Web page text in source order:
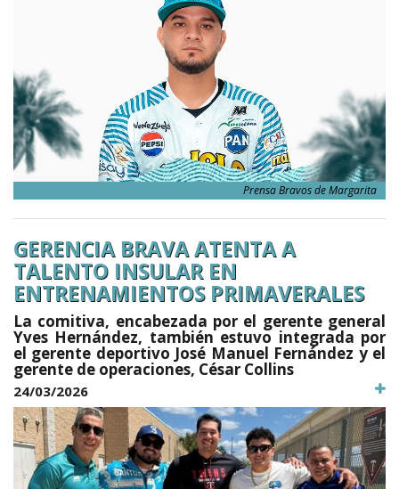
Prensa Bravos de Margarita
GERENCIA BRAVA ATENTA A
TALENTO INSULAR EN
ENTRENAMIENTOS PRIMAVERALES
La comitiva, encabezada por el gerente general
Yves Hernández, también estuvo integrada por
el gerente deportivo José Manuel Fernández y el
gerente de operaciones, César Collins
24/03/2026